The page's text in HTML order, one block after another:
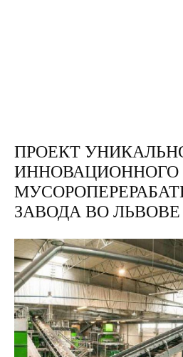
ПРОЕКТ
ИННОВАЦИОННОГО
ЗАВОДА ВО ЛЬВОВЕ